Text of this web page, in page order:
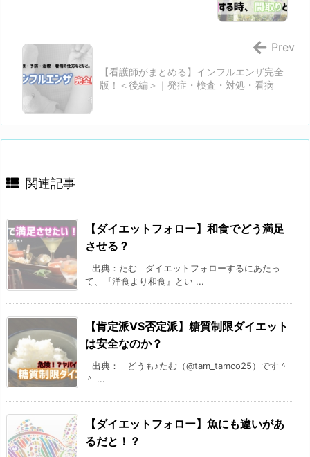
【看護師がまとめる】インフルエンザ完全
版！＜後編＞｜発症・検査・対処・看病
Prev
関連記事
【ダイエットフォロー】和食でどう満足
させる？
出典：たむ ダイエットフォローするにあたっ
て、『洋食より和食』とい ...
【肯定派VS否定派】糖質制限ダイエット
は安全なのか？
出典： どうも♪たむ（@tam_tamco25）です＾
＾ ...
【ダイエットフォロー】魚にも違いがあ
るだと！？